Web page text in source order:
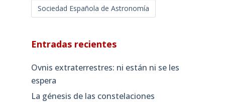
Sociedad Española de Astronomía
Entradas recientes
Ovnis extraterrestres: ni están ni se les
espera
La génesis de las constelaciones